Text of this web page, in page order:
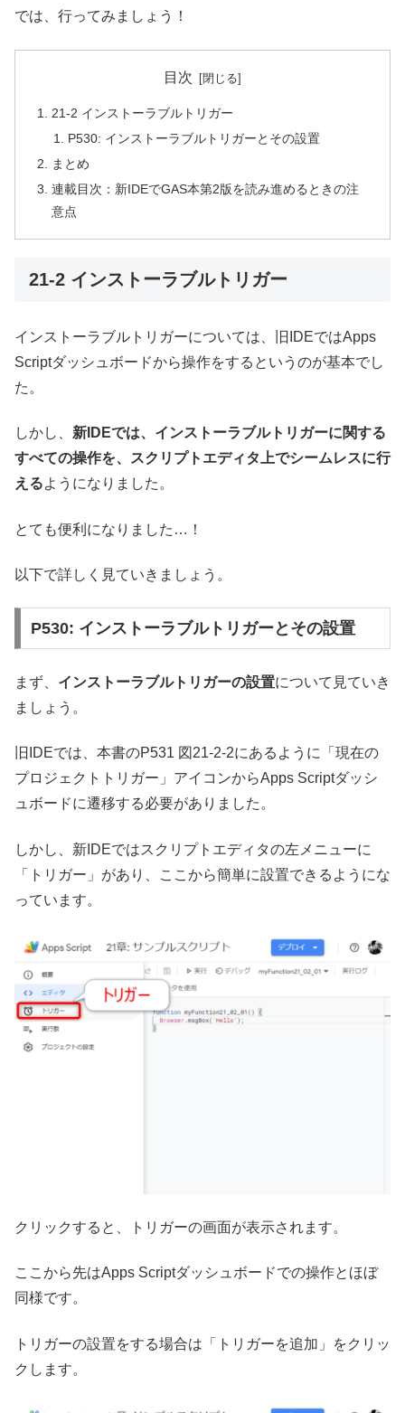
では、行ってみましょう！
目次
21-2 インストーラブルトリガー
P530: インストーラブルトリガーとその設置
まとめ
連載目次：新IDEでGAS本第2版を読み進めるときの注
意点
21-2 インストーラブルトリガー
インストーラブルトリガーについては、旧IDEではApps
Scriptダッシュボードから操作をするというのが基本でし
た。
しかし、 新IDEでは、インストーラブルトリガーに関する
すべての操作を、スクリプトエディタ上でシームレスに行
えるようになりました。
とても便利になりました…！
以下で詳しく見ていきましょう。
P530: インストーラブルトリガーとその設置
まず、 インストーラブルトリガーの設置について見ていき
ましょう。
旧IDEでは、本書のP531 図21-2-2にあるように「現在の
プロジェクトトリガー」アイコンからApps Scriptダッシ
ュボードに遷移する必要がありました。
しかし、新IDEではスクリプトエディタの左メニューに
「トリガー」があり、ここから簡単に設置できるようにな
っています。
クリックすると、トリガーの画面が表示されます。
ここから先はApps Scriptダッシュボードでの操作とほぼ
同様です。
トリガーの設置をする場合は「トリガーを追加」をクリッ
クします。